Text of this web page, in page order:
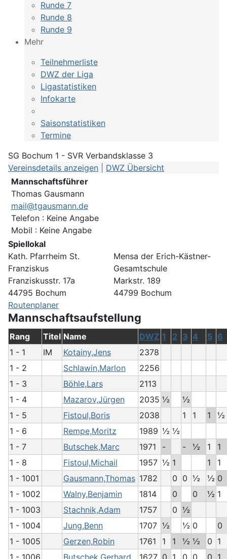
Runde 7
Runde 8
Runde 9
Mehr
Teilnehmerliste
DWZ der Liga
Ligastatistiken
Infokarte
Saisonstatistiken
Termine
SG Bochum 1 - SVR Verbandsklasse 3
Vereinsdetails anzeigen
DWZ Übersicht
Mannschaftsführer
Thomas Gausmann
mail@tgausmann.de
Telefon : Keine Angabe
Mobil : Keine Angabe
Spiellokal
Kath. Pfarrheim St.
Franziskus
Franziskusstr. 17a
44795 Bochum
Routenplaner
Mensa der Erich-Kästner-
Gesamtschule
Markstr. 189
44799 Bochum
Mannschaftsaufstellung
Rang Titel Name DWZ 1 2 3 4 5 6
1 - 1
IM Kotainy,Jens
2378
1 - 2
Schlawin,Marlon
2256
1 - 3
Böhle,Lars
2113
1 - 4
Mazarov,Jürgen 2035 ½
½
1 - 5
Fistoul,Boris 2038 1 1 1
½
1 - 6
Rempe,Moritz 1989 ½ ½
1 - 7
Butschek,Marc 1971 - - ½ 1
1
1 - 8
Fistoul,Michail 1957 ½ 1 1
1
1 - 1001
Gausmann,Thomas 1782 0 0 ½ ½ 0
1 - 1002
Walny,Benjamin 1814 0 0 ½ 1
1 - 1003
Stachnik,Adam 1757 0 ½
1 - 1004
Jung,Benn 1707 ½ ½ 0
0
1 - 1005
Gerzen,Robin 1761 1 1 ½ ½ 0 1
1 - 1006
Butschek,Gerhard 1627 0 1 0 0 0 1